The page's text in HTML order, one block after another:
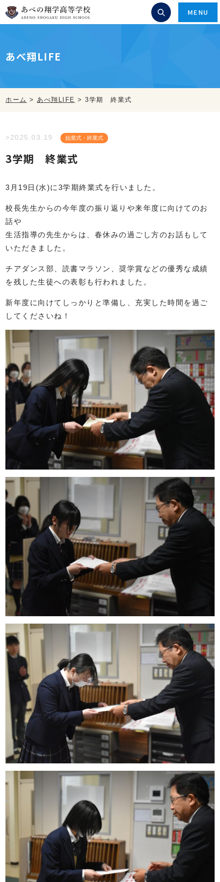
MENU
あべ翔LIFE
ホーム >あべ翔LIFE >3学期 終業式
>2025.03.19 始業式・終業式
3学期 終業式
3月19日(水)に3学期終業式を行いました。
校長先生からの今年度の振り返りや来年度に向けてのお
話や
生活指導の先生からは、春休みの過ごし方のお話もして
いただきました。
チアダンス部、読書マラソン、奨学賞などの優秀な成績
を残した生徒への表彰も行われました。
新年度に向けてしっかりと準備し、 充実した時間を過ご
してくださいね！